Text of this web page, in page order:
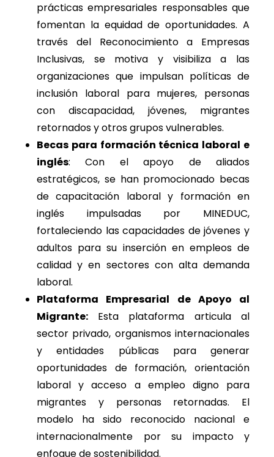
prácticas empresariales responsables que
fomentan la equidad de oportunidades. A
través del Reconocimiento a Empresas
Inclusivas, se motiva y visibiliza a las
organizaciones que impulsan políticas de
inclusión laboral para mujeres, personas
con discapacidad, jóvenes, migrantes
retornados y otros grupos vulnerables.
Becas para formación técnica laboral e
inglés: Con el apoyo de aliados
estratégicos, se han promocionado becas
de capacitación laboral y formación en
inglés impulsadas por MINEDUC,
fortaleciendo las capacidades de jóvenes y
adultos para su inserción en empleos de
calidad y en sectores con alta demanda
laboral.
Plataforma Empresarial de Apoyo al
Migrante: Esta plataforma articula al
sector privado, organismos internacionales
y entidades públicas para generar
oportunidades de formación, orientación
laboral y acceso a empleo digno para
migrantes y personas retornadas. El
modelo ha sido reconocido nacional e
internacionalmente por su impacto y
enfoque de sostenibilidad.